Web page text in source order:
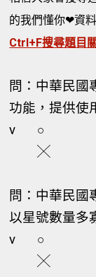
的我們懂你❤資
Ctrl+F搜尋題目
問：中華民國
功能，提供使
v
○
╳
問：中華民國
以星號數量多
v
○
╳